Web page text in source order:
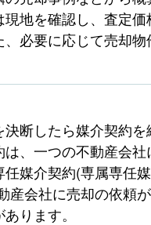
地を確認し、査定価
必要に応じて売却物
断したら媒介契約を
は、一つの不動産会社
媒介契約(専属専任
産会社に売却の依頼
ります。